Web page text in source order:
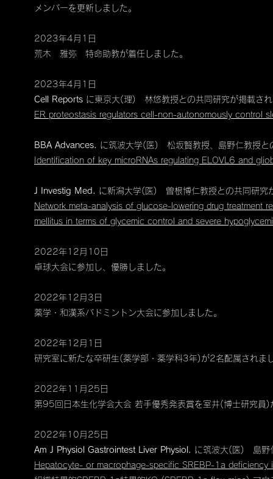
メンバーを更新しました。
2023年4月1日
荒木 雅弥 特命助教が着任しました。
2023年4月1日
Cell Reports に​東京大(理) 林悠教授との共同研究が掲載さ
ER proteostasis regulators cell-non-autonomously control
BBA Advances. に筑波大学(医) 松坂賢教授、島野仁教授と
Identification of key microRNAs regulating ELOVL6 and
J Investig Med. に新潟大学(医) 曽根博仁教授との共同研究
Network meta-analysis of glucose-lowering drug treatment
mellitus in terms of glycemic control and severe
2022年12月10日
卓球大会に参加し、優勝しました。
2022年12月3日
​薬学・和漢系バドミントン大会に参加しました。
2022年12月1日
研究室に新たな卒研生(薬学部・薬学科3年)が2名配属されま
2022年11月25日
第95回日本生化学会大会 若手優秀発表賞を室井(博士研究員)
2022年10月25日
Am J Physiol Gastrointest Liver Physiol. に​筑波大(医) 島野
Hepatocyte- or macrophage-specific SREBP-1a